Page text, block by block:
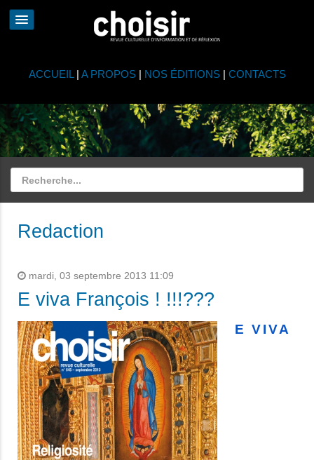
ACCUEIL | A PROPOS| NOS ÉDITIONS| CONTACTS
Redaction
mardi, 03 septembre 2013 11:09
E viva François ! !!!???
E VIVA